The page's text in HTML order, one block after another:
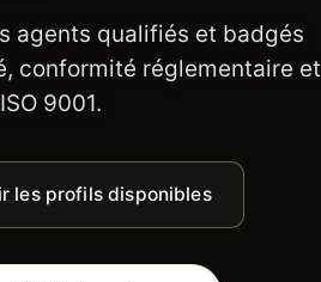
agents qualifiés et badgés
conformité réglementaire et
9001.
les profils disponibles